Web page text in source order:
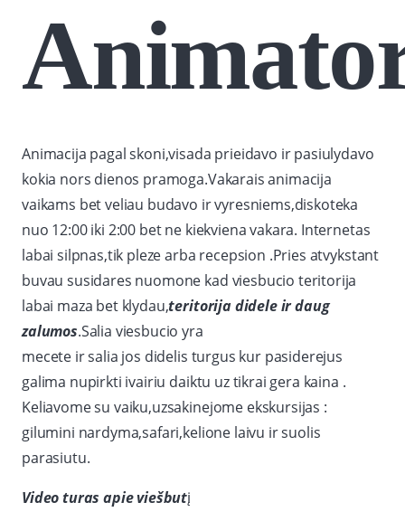
Animacija pagal skoni,visada prieidavo ir pasiulydavo
kokia nors dienos pramoga.Vakarais animacija
vaikams bet veliau budavo ir vyresniems,diskoteka
nuo 12:00 iki 2:00 bet ne kiekviena vakara. Internetas
labai silpnas,tik pleze arba recepsion .Pries atvykstant
buvau susidares nuomone kad viesbucio teritorija
labai maza bet klydau,teritorija didele ir daug
zalumos.Salia viesbucio yra
mecete ir salia jos didelis turgus kur pasiderejus
galima nupirkti ivairiu daiktu uz tikrai gera kaina .
Keliavome su vaiku,uzsakinejome ekskursijas :
gilumini nardyma,safari,kelione laivu ir suolis
parasiutu.
Video turas apie viešbutį